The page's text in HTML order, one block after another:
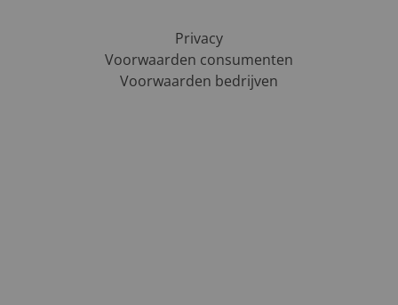
Privacy
Voorwaarden consumenten
Voorwaarden bedrijven